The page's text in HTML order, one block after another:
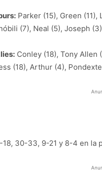
Parker (15), Green
(7), Neal (5), Joseph
Conley (18), Tony Allen
(18), Arthur (4),
18, 30-33, 9-21 y 8-4 en la